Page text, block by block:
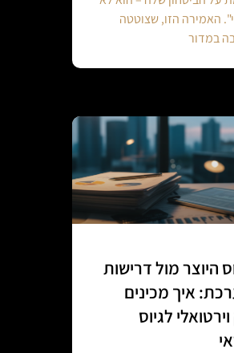
האמירה הזו, שצוטטה
במדור
היוצר מול דרישות
איך מכינים
לגיוס